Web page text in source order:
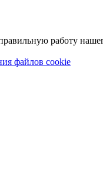
работу
файлов cookie